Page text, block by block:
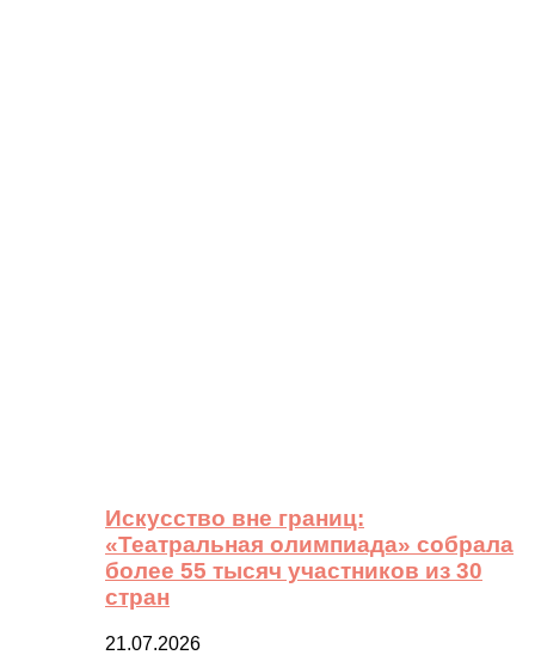
Искусство вне границ:
«Театральная олимпиада» собрала
более 55 тысяч участников из 30
стран
21.07.2026